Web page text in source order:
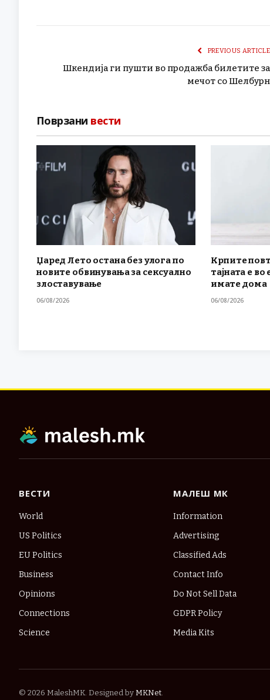
PREVIOUS ARTICLE
Шкендија ги пушти во продажба билетите за
мечот со Шелбурн
Поврзани вести
Џаред Лето остана без улога по
новите обвинувања за сексуално
злоставување
06/08/2026
Крпите
тајната е во
имате дома
06/08/2026
ВЕСТИ
World
US Politics
EU Politics
Business
Opinions
Connections
Science
МАЛЕШ МК
Information
Advertising
Classified Ads
Contact Info
Do Not Sell Data
GDPR Policy
Media Kits
© 2026 MaleshMK. Designed by MKNet